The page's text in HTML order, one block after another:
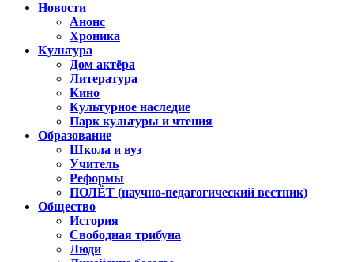
Новости
Анонс
Хроника
Культура
Дом актёра
Литература
Кино
Культурное наследие
Парк культуры и чтения
Образование
Школа и вуз
Учитель
Реформы
ПОЛЁТ (научно-педагогический вестник)
Общество
История
Свободная трибуна
Люди